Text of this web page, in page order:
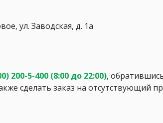
ул. Заводская, д. 1а
200-5-400 (8:00 до 22:00),
сделать заказ на отсутствующий